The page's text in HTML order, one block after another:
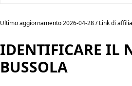
Ultimo aggiornamento 2026-04-28 / Link di
IDENTIFICARE IL
BUSSOLA